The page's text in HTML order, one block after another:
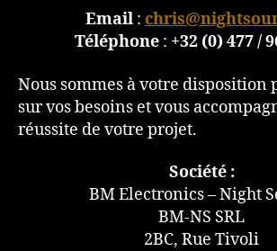
Email :
Téléphone : +32 (0) 477 /
Nous sommes à votre disposition
sur vos besoins et vous
réussite de votre projet.
Société :
BM Electronics – Night
BM-NS SRL
2BC, Rue Tivoli